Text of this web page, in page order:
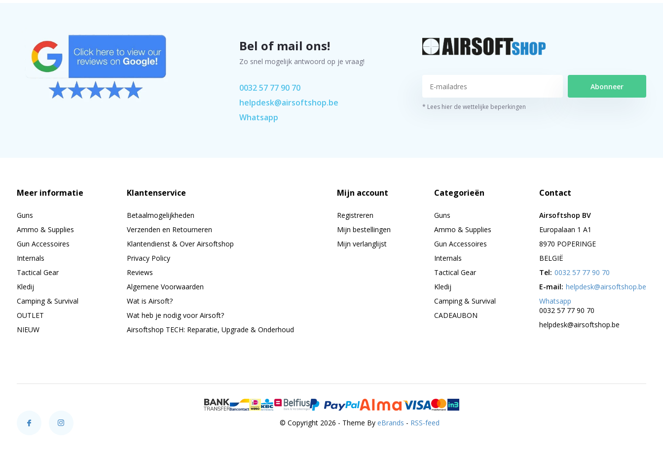
Bel of mail ons!
Zo snel mogelijk antwoord op je vraag!
0032 57 77 90 70
helpdesk@airsoftshop.be
Whatsapp
Abonneer
* Lees hier de wettelijke beperkingen
Meer informatie
Guns
Ammo & Supplies
Gun Accessoires
Internals
Tactical Gear
Kledij
Camping & Survival
OUTLET
NIEUW
Klantenservice
Betaalmogelijkheden
Verzenden en Retourneren
Klantendienst & Over Airsoftshop
Privacy Policy
Reviews
Algemene Voorwaarden
Wat is Airsoft?
Wat heb je nodig voor Airsoft?
Airsoftshop TECH: Reparatie, Upgrade & Onderhoud
Mijn account
Registreren
Mijn bestellingen
Mijn verlanglijst
Categorieën
Guns
Ammo & Supplies
Gun Accessoires
Internals
Tactical Gear
Kledij
Camping & Survival
CADEAUBON
Contact
Airsoftshop BV
Europalaan 1 A1
8970 POPERINGE
BELGIË
Tel: 0032 57 77 90 70
E-mail: helpdesk@airsoftshop.be
Whatsapp
0032 57 77 90 70
helpdesk@airsoftshop.be
© Copyright 2026 - Theme ByeBrands - RSS-feed